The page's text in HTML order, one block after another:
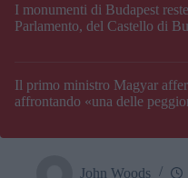
I monumenti di Budapest
Parlamento, del Castello di
Il primo ministro Magyar
affrontando «una delle
John Woods